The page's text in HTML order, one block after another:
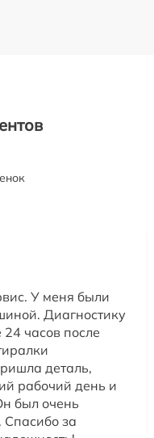
У меня были
Диагностику
часов после
деталь,
рабочий день и
был очень
Спасибо за